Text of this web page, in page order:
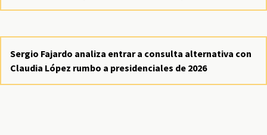
Sergio Fajardo analiza entrar a consulta alternativa con
Claudia López rumbo a presidenciales de 2026